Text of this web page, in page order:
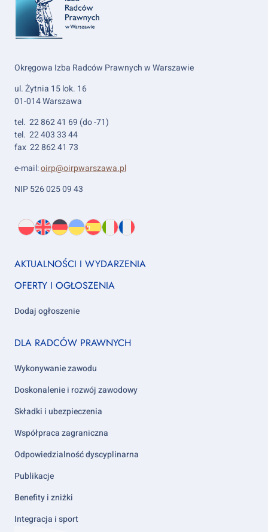
Okręgowa Izba Radców Prawnych w Warszawie
ul. Żytnia 15 lok. 16
01-014 Warszawa
tel. 22 862 41 69 (do -71)
tel. 22 403 33 44
fax 22 862 41 73
e-mail:oirp@oirpwarszawa.pl
NIP 526 025 09 43
Wybierz
język:
PL
O
EN
About
DE
About
UK
About
ES
About
IT
About
FR
About
Footer
1
AKTUALNOŚCI I WYDARZENIA
OFERTY I OGŁOSZENIA
Dodaj ogłoszenie
Footer
2
DLA RADCÓW PRAWNYCH
Wykonywanie zawodu
Doskonalenie i rozwój zawodowy
Składki i ubezpieczenia
Współpraca zagraniczna
Odpowiedzialność dyscyplinarna
Publikacje
Benefity i zniżki
Integracja i sport